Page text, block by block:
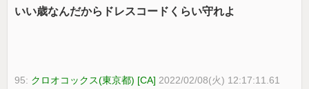
いい歳なんだからドレスコードくらい守れよ
95: クロオコックス(東京都) [CA] 2022/02/08(火) 12:17:11.61